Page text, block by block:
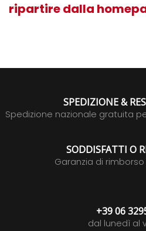
ripartire dalla
SPEDIZIONE &
Spedizione nazionale gratuita
SODDISFATTI O
Garanzia di
+39 06
dal lunedì al